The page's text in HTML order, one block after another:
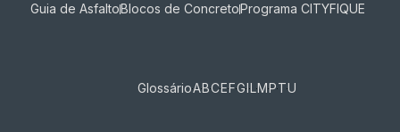
Guia de AsfaltoBlocos de ConcretoPrograma CITYFIQUE
GlossárioABCEFGILMPTU